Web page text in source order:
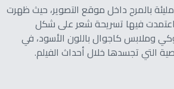
بالمرح داخل موقع التصوير، حيث ظهرت
اعتمدت فيها تسريحة شعر على شكل
وملابس كاجوال باللون الأسود، في
التي تجسدها خلال أحداث الفيلم.